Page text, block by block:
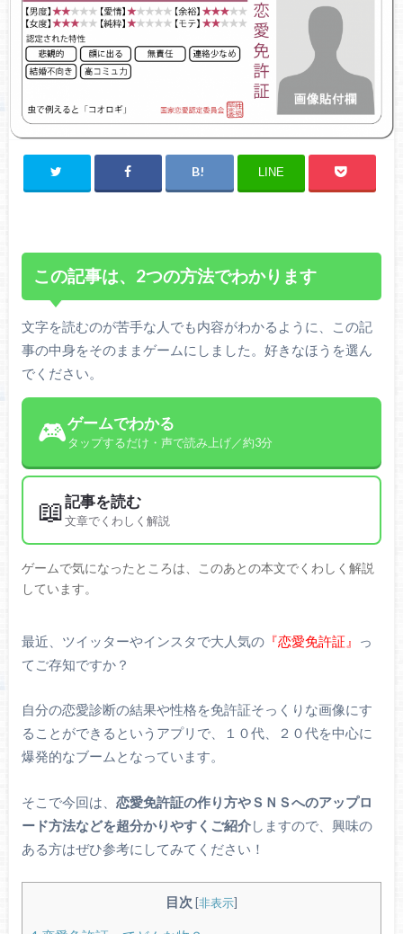
LINE
この記事は、2つの方法でわかります
文字を読むのが苦手な人でも内容がわかるように、この記
事の中身をそのままゲームにしました。好きなほうを選ん
でください。
🎮ゲームでわかる
タップするだけ・声で読み上げ／約3分
📖記事を読む
文章でくわしく解説
ゲームで気になったところは、このあとの本文でくわしく解説
しています。
最近、ツイッターやインスタで大人気の『恋愛免許証』
っ
てご存知ですか？
自分の恋愛診断の結果や性格を免許証そっくりな画像にす
ることができるというアプリで、１０代、２０代を中心に
爆発的なブームとなっています。
そこで今回は、 恋愛免許証の作り方やＳＮＳへのアップロ
ード方法などを超分かりやすくご紹介しますので、興味の
ある方はぜひ参考にしてみてください！
目次 [非表示]